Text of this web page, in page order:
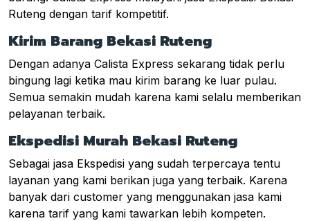
Ruteng dengan tarif kompetitif.
Kirim Barang Bekasi Ruteng
Dengan adanya Calista Express sekarang tidak perlu
bingung lagi ketika mau kirim barang ke luar pulau.
Semua semakin mudah karena kami selalu memberikan
pelayanan terbaik.
Ekspedisi Murah Bekasi Ruteng
Sebagai jasa Ekspedisi yang sudah terpercaya tentu
layanan yang kami berikan juga yang terbaik. Karena
banyak dari customer yang menggunakan jasa kami
karena tarif yang kami tawarkan lebih kompeten.